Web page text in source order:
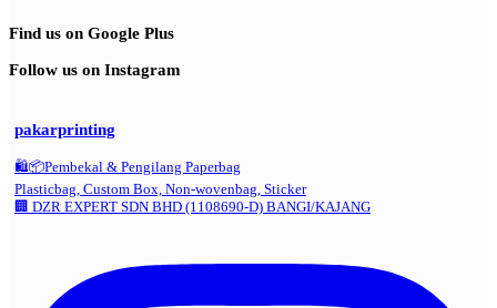
Find us on Google Plus
Follow us on Instagram
pakarprinting
🛍️📦Pembekal & Pengilang Paperbag
Plasticbag, Custom Box, Non-wovenbag, Sticker
🏢 DZR EXPERT SDN BHD (1108690-D) BANGI/KAJANG